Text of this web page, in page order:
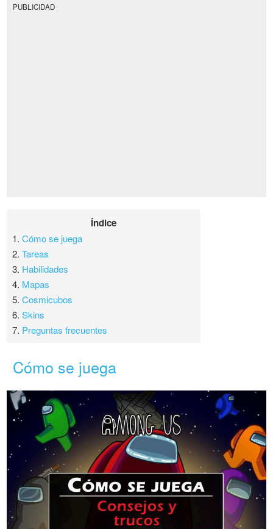
PUBLICIDAD
Índice
1.Cómo se juega
2.Tareas
3. Habilidades
4. Mapas
5.Cosmicubos
6.Skins
7. Preguntas frecuentes
Cómo se juega